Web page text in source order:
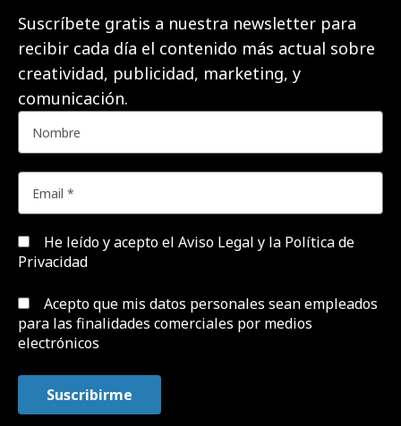
Suscríbete gratis a nuestra newsletter para
recibir cada día el contenido más actual sobre
creatividad, publicidad, marketing, y
comunicación.
He leído y acepto el Aviso Legal y la Política de
Privacidad
Acepto que mis datos personales sean empleados
para las finalidades comerciales por medios
electrónicos